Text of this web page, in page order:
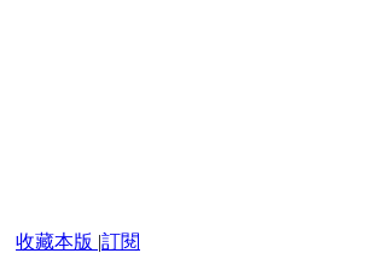
收藏本版 |訂閱